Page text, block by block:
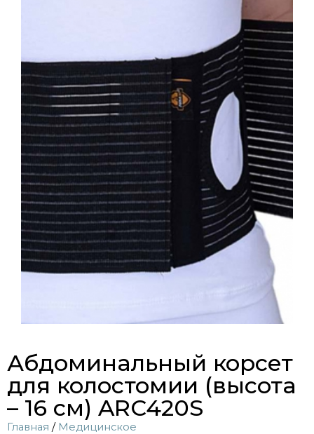
Абдоминальный корсет
для колостомии (высота
– 16 см) ARC420S
Главная / Медицинское